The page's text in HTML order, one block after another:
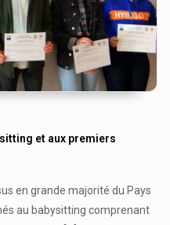
et aux premiers
en grande majorité du Pays
au babysitting comprenant